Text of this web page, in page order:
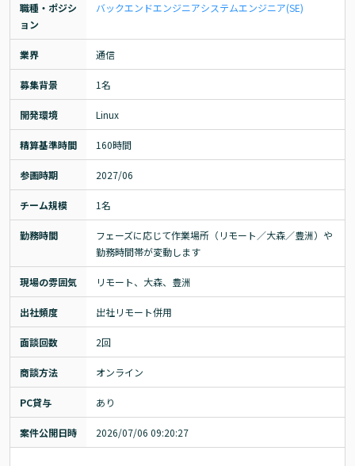
職種・ポジシ
ョン
バックエンドエンジニアシステムエンジニア(SE)
業界 通信
募集背景 1名
開発環境 Linux
精算基準時間 160時間
参画時期 2027/06
チーム規模 1名
勤務時間
フェーズに応じて作業場所（リモート／大森／豊洲）や
勤務時間帯が変動します
現場の雰囲気 リモート、大森、豊洲
出社頻度 出社リモート併用
面談回数 2回
商談方法 オンライン
PC貸与 あり
案件公開日時 2026/07/06 09:20:27